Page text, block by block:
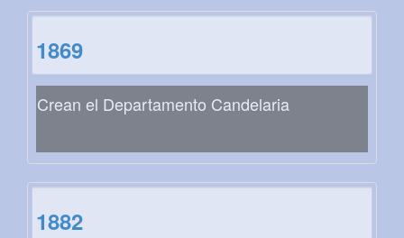
1869
Crean el Departamento Candelaria
1882